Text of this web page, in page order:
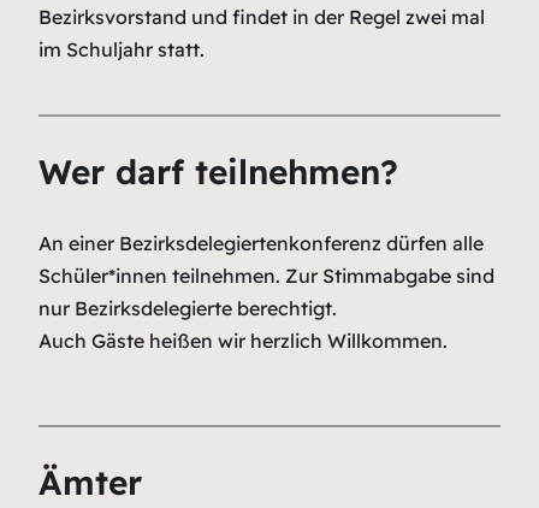
Bezirksvorstand und findet in der Regel zwei mal
im Schuljahr statt.
Wer darf teilnehmen?
An einer Bezirksdelegiertenkonferenz dürfen alle
Schüler*innen teilnehmen. Zur Stimmabgabe sind
nur Bezirksdelegierte berechtigt.
Auch Gäste heißen wir herzlich Willkommen.
Ämter